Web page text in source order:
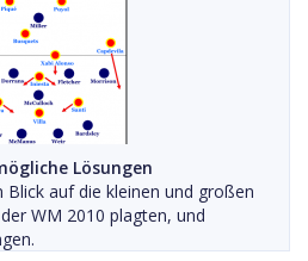
Lösungen
auf die kleinen und großen
WM 2010 plagten, und